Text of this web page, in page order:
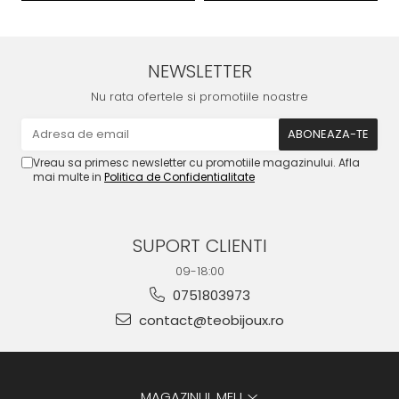
NEWSLETTER
Nu rata ofertele si promotiile noastre
Vreau sa primesc newsletter cu promotiile magazinului. Afla
mai multe in Politica de Confidentialitate
SUPORT CLIENTI
09-18:00
0751803973
contact@teobijoux.ro